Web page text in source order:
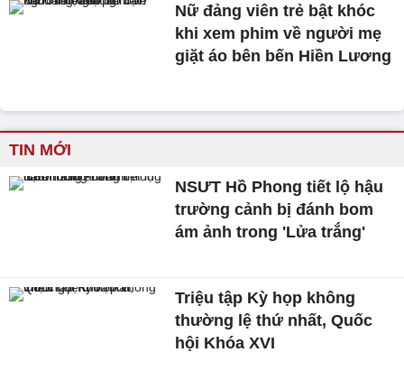
Nữ đảng viên trẻ bật khóc
khi xem phim về người mẹ
giặt áo bên bến Hiền Lương
TIN MỚI
NSƯT Hồ Phong tiết lộ hậu
trường cảnh bị đánh bom
ám ảnh trong 'Lửa trắng'
Triệu tập Kỳ họp không
thường lệ thứ nhất, Quốc
hội Khóa XVI